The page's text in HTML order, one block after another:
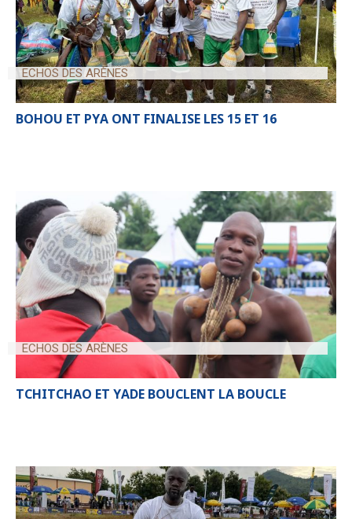
ECHOS DES ARÈNES
BOHOU ET PYA ONT FINALISE LES 15 ET 16
ECHOS DES ARÈNES
TCHITCHAO ET YADE BOUCLENT LA BOUCLE